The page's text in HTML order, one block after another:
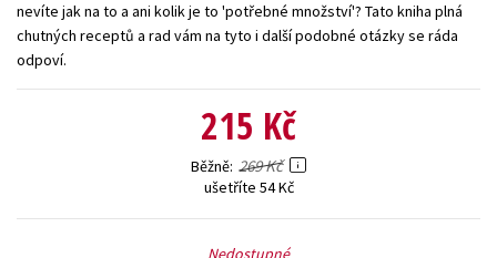
nevíte jak na to a ani kolik je to 'potřebné množství'? Tato kniha plná
chutných receptů a rad vám na tyto i další podobné otázky se ráda
odpoví.
215 Kč
Běžně 269 Kč
ušetříte 54 Kč